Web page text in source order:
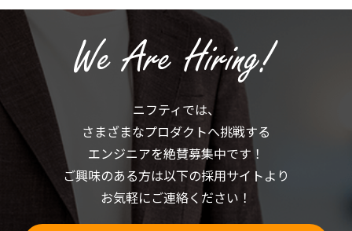
リ
し
い
ウ
ィ
開
き
す)
有
(新
い
ウ
ィ
ン
ま
す)
ニフティでは、
さまざまなプロダクトへ挑戦する
エンジニアを絶賛募集中です！
ご興味のある方は以下の採用サイトより
お気軽にご連絡ください！